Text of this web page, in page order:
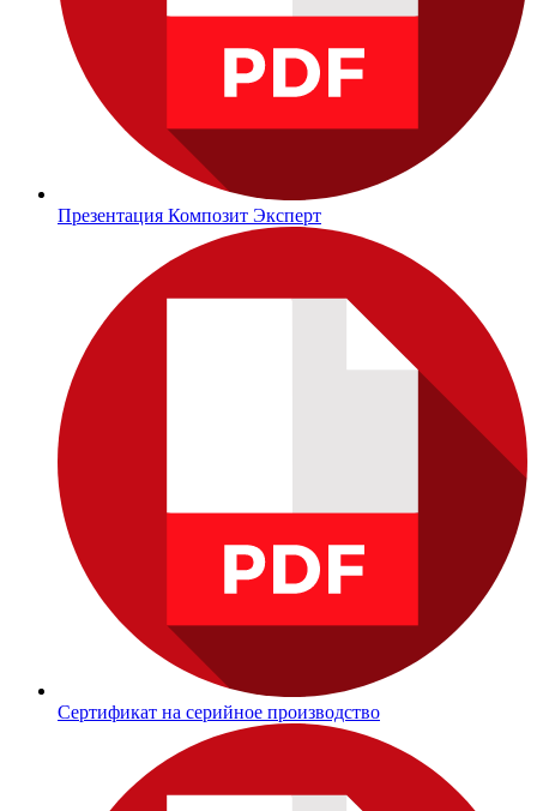
Презентация Композит Эксперт
Сертификат на серийное производство